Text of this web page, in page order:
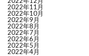
2022年11月
2022年10月
2022年9月
2022年8月
2022年7月
2022年6月
2022年5月
2022年4月